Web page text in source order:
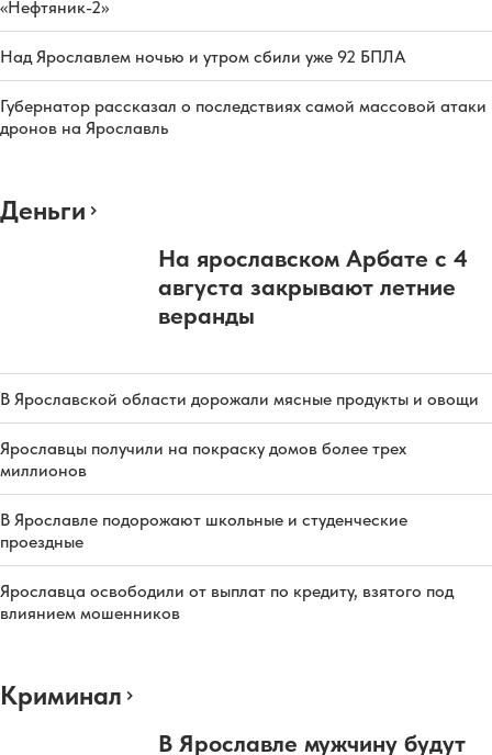
«Нефтяник-2»
Над Ярославлем ночью и утром сбили уже 92 БПЛА
Губернатор рассказал о последствиях самой массовой атаки
дронов на Ярославль
Деньги
На ярославском Арбате с 4
августа закрывают летние
веранды
В Ярославской области дорожали мясные продукты и овощи
Ярославцы получили на покраску домов более трех
миллионов
В Ярославле подорожают школьные и студенческие
проездные
Ярославца освободили от выплат по кредиту, взятого под
влиянием мошенников
Криминал
В Ярославле мужчину будут